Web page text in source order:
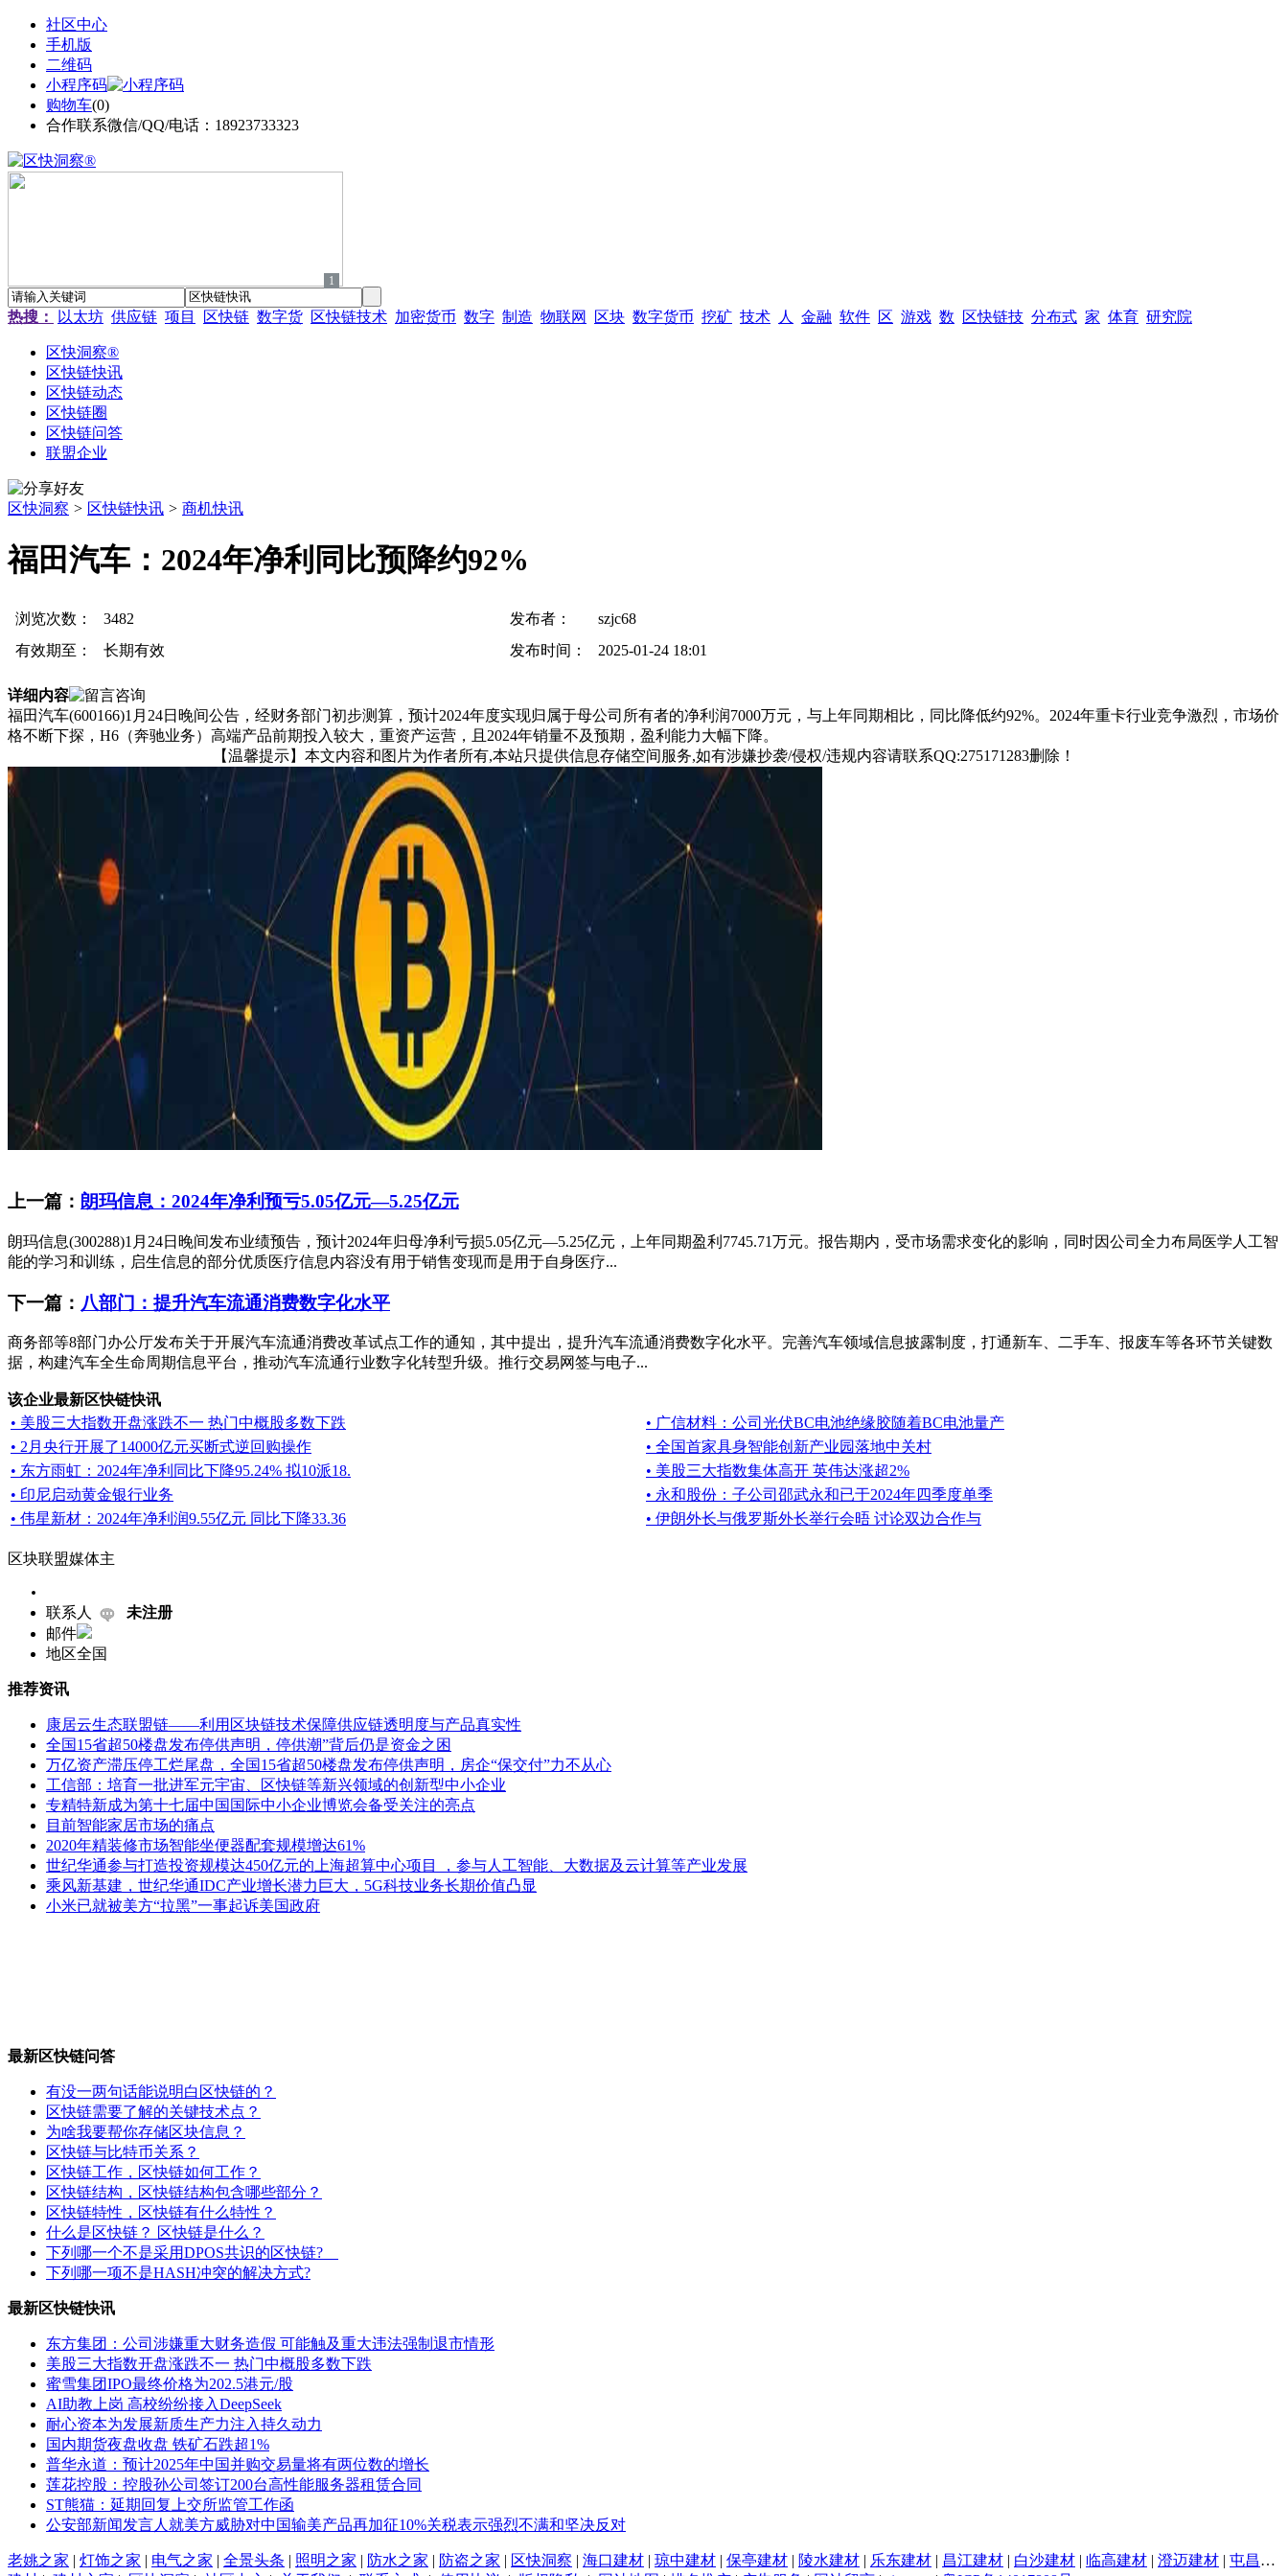
社区中心
手机版
二维码
小程序码
购物车(0)
合作联系微信/QQ/电话：18923733323
1
热搜： 以太坊 供应链 项目 区快链 数字货 区快链技术 加密货币 数字 制造 物联网 区块 数字货币 挖矿 技术 人 金融 软件 区 游戏 数 区快链技 分布式 家 体育 研究院
区快洞察®
区快链快讯
区快链动态
区快链圈
区快链问答
联盟企业
区快洞察 > 区快链快讯 > 商机快讯
福田汽车：2024年净利同比预降约92%
浏览次数： 3482 发布者：
szjc68
有效期至：
长期有效 发布时间： 2025-01-24 18:01
详细内容
福田汽车(600166)1月24日晚间公告，经财务部门初步测算，预计2024年度实现归属于母公司所有者的净利润7000万元，与上年同期相比，同比降低约92%。2024年重卡行业竞争激烈，市场价
格不断下探，H6（奔驰业务）高端产品前期投入较大，重资产运营，且2024年销量不及预期，盈利能力大幅下降。
【温馨提示】本文内容和图片为作者所有,本站只提供信息存储空间服务,如有涉嫌抄袭/侵权/违规内容请联系QQ:275171283删除！
上一篇： 朗玛信息：2024年净利预亏5.05亿元—5.25亿元
朗玛信息(300288)1月24日晚间发布业绩预告，预计2024年归母净利亏损5.05亿元—5.25亿元，上年同期盈利7745.71万元。报告期内，受市场需求变化的影响，同时因公司全力布局医学人工智
能的学习和训练，启生信息的部分优质医疗信息内容没有用于销售变现而是用于自身医疗...
下一篇： 八部门：提升汽车流通消费数字化水平
商务部等8部门办公厅发布关于开展汽车流通消费改革试点工作的通知，其中提出，提升汽车流通消费数字化水平。完善汽车领域信息披露制度，打通新车、二手车、报废车等各环节关键数
据，构建汽车全生命周期信息平台，推动汽车流通行业数字化转型升级。推行交易网签与电子...
该企业最新区快链快讯
• 美股三大指数开盘涨跌不一 热门中概股多数下跌
• 广信材料：公司光伏BC电池绝缘胶随着BC电池量产
• 2月央行开展了14000亿元买断式逆回购操作
• 全国首家具身智能创新产业园落地中关村
• 东方雨虹：2024年净利同比下降95.24% 拟10派18.
• 美股三大指数集体高开 英伟达涨超2%
• 印尼启动黄金银行业务
• 永和股份：子公司邵武永和已于2024年四季度单季
• 伟星新材：2024年净利润9.55亿元 同比下降33.36
• 伊朗外长与俄罗斯外长举行会晤 讨论双边合作与
区块联盟媒体主
联系人
未注册
邮件
地区全国
推荐资讯
康居云生态联盟链——利用区块链技术保障供应链透明度与产品真实性
全国15省超50楼盘发布停供声明，停供潮”背后仍是资金之困
万亿资产滞压停工烂尾盘，全国15省超50楼盘发布停供声明，房企“保交付”力不从心
工信部：培育一批进军元宇宙、区快链等新兴领域的创新型中小企业
专精特新成为第十七届中国国际中小企业博览会备受关注的亮点
目前智能家居市场的痛点
2020年精装修市场智能坐便器配套规模增达61%
世纪华通参与打造投资规模达450亿元的上海超算中心项目 ，参与人工智能、大数据及云计算等产业发展
乘风新基建，世纪华通IDC产业增长潜力巨大，5G科技业务长期价值凸显
小米已就被美方“拉黑”一事起诉美国政府
最新区快链问答
有没一两句话能说明白区快链的？
区快链需要了解的关键技术点？
为啥我要帮你存储区块信息？
区快链与比特币关系？
区快链工作，区快链如何工作？
区快链结构，区快链结构包含哪些部分？
区快链特性，区快链有什么特性？
什么是区快链？ 区快链是什么？
下列哪一个不是采用DPOS共识的区快链?
下列哪一项不是HASH冲突的解决方式?
最新区快链快讯
东方集团：公司涉嫌重大财务造假 可能触及重大违法强制退市情形
美股三大指数开盘涨跌不一 热门中概股多数下跌
蜜雪集团IPO最终价格为202.5港元/股
AI助教上岗 高校纷纷接入DeepSeek
耐心资本为发展新质生产力注入持久动力
国内期货夜盘收盘 铁矿石跌超1%
普华永道：预计2025年中国并购交易量将有两位数的增长
莲花控股：控股孙公司签订200台高性能服务器租赁合同
ST熊猫：延期回复上交所监管工作函
公安部新闻发言人就美方威胁对中国输美产品再加征10%关税表示强烈不满和坚决反对
老姚之家 | 灯饰之家 | 电气之家 | 全景头条 | 照明之家 | 防水之家 | 防盗之家 | 区快洞察 | 海口建材 | 琼中建材 | 保亭建材 | 陵水建材 | 乐东建材 | 昌江建材 | 白沙建材 | 临高建材 | 澄迈建材 | 屯昌建材